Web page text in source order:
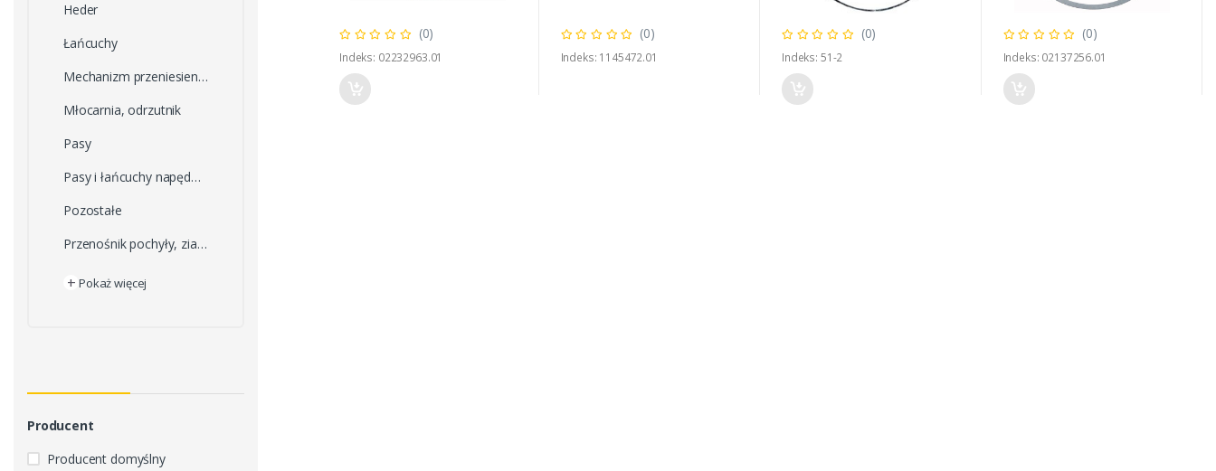
Heder
Łańcuchy
Mechanizm przeniesienia napędu
Młocarnia, odrzutnik
Pasy
Pasy i łańcuchy napędowe
Pozostałe
Przenośnik pochyły, ziarnowy, kłosowy
+ Pokaż więcej
Producent
Producent domyślny
(0)
Indeks: 02232963.01
(0)
Indeks: 1145472.01
(0)
Indeks: 51-2
(0)
Indeks: 02137256.01